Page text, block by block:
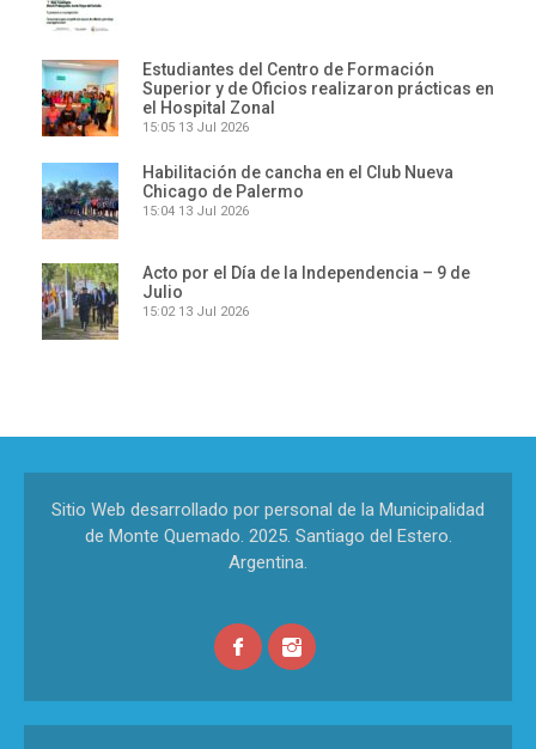
Estudiantes del Centro de Formación
Superior y de Oficios realizaron prácticas en
el Hospital Zonal
15:05 13 Jul 2026
Habilitación de cancha en el Club Nueva
Chicago de Palermo
15:04 13 Jul 2026
Acto por el Día de la Independencia – 9 de
Julio
15:02 13 Jul 2026
Sitio Web desarrollado por personal de la Municipalidad
de Monte Quemado. 2025. Santiago del Estero.
Argentina.